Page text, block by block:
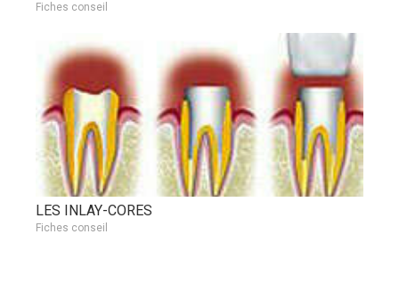
Fiches conseil
LES INLAY-CORES
Fiches conseil